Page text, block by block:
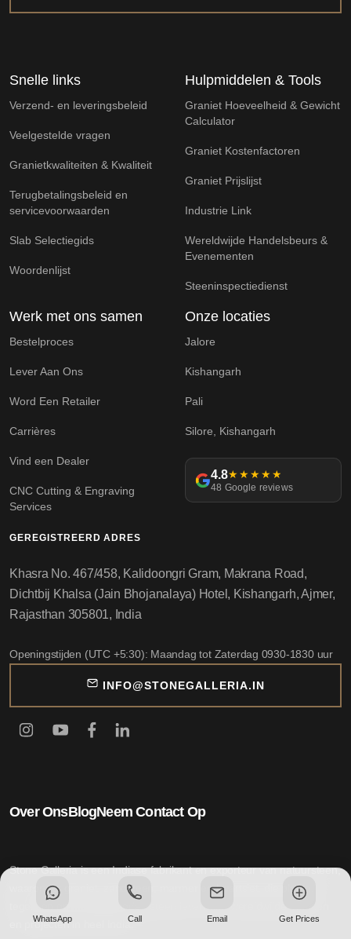
Snelle links
Verzend- en leveringsbeleid
Veelgestelde vragen
Granietkwaliteiten & Kwaliteit
Terugbetalingsbeleid en
servicevoorwaarden
Slab Selectiegids
Woordenlijst
Hulpmiddelen & Tools
Graniet Hoeveelheid & Gewicht
Calculator
Graniet Kostenfactoren
Graniet Prijslijst
Industrie Link
Wereldwijde Handelsbeurs &
Evenementen
Steeninspectiedienst
Werk met ons samen
Bestelproces
Lever Aan Ons
Word Een Retailer
Carrières
Vind een Dealer
CNC Cutting & Engraving
Services
Onze locaties
Jalore
Kishangarh
Pali
Silore, Kishangarh
4.8★★★★★
48 Google reviews
Over OnsBlogNeem Contact Op
Stone Galleria is een Indiase fabrikant en exporteur van natuursteen,
waaronder graniet, zandsteen, marmer en kwartsiet, die platen,
en projecten in heel India.
GEREGISTREERD ADRES
Khasra No. 467/458, Kalidoongri Gram, Makrana Road,
Dichtbij Khalsa (Jain Bhojanalaya) Hotel, Kishangarh, Ajmer,
Rajasthan 305801, India
Openingstijden (UTC +5:30): Maandag tot Zaterdag 0930-1830 uur
INFO@STONEGALLERIA.IN
WhatsApp Call Email Get Prices